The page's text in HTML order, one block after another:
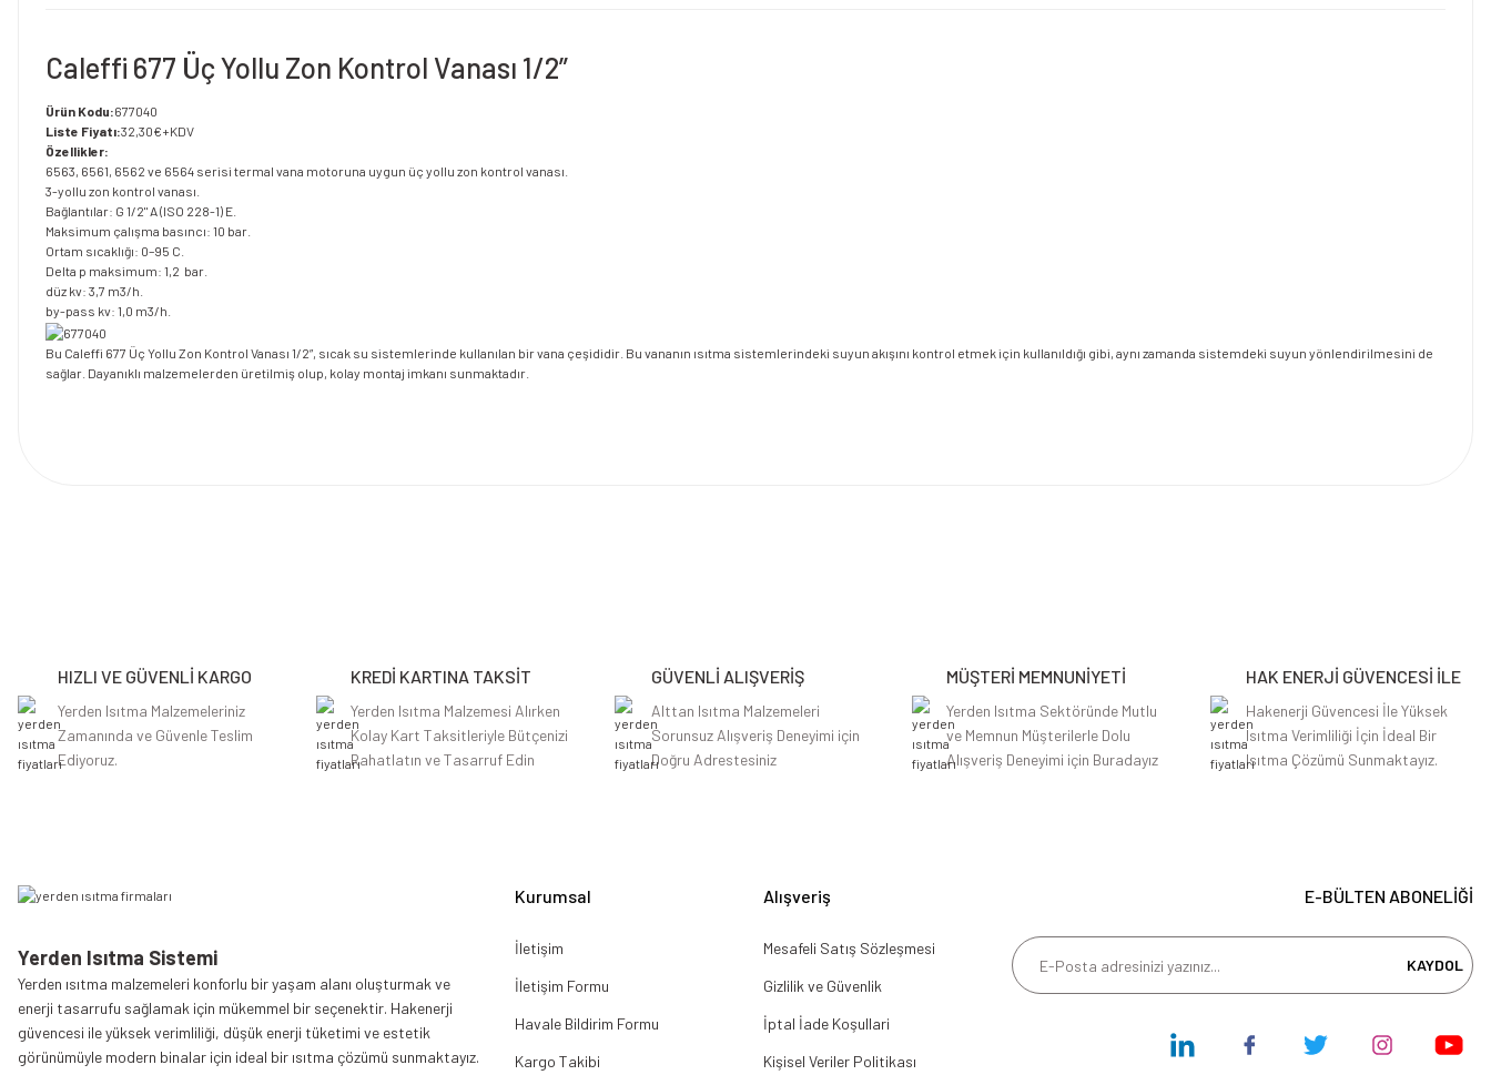
Caleffi 677 Üç Yollu Zon Kontrol Vanası 1/2”
Ürün Kodu:677040
Liste Fiyatı:32,30€+KDV
Özellikler:
6563, 6561, 6562 ve 6564 serisi termal vana motoruna uygun üç yollu zon kontrol vanası.
3-yollu zon kontrol vanası.
Bağlantılar: G 1/2" A (ISO 228-1) E.
Maksimum çalışma basıncı: 10 bar.
Ortam sıcaklığı: 0–95 C.
Delta p maksimum: 1,2 bar.
düz kv: 3,7 m3/h.
by-pass kv: 1,0 m3/h.
Bu Caleffi 677 Üç Yollu Zon Kontrol Vanası 1/2”, sıcak su sistemlerinde kullanılan bir vana çeşididir. Bu vananın ısıtma sistemlerindeki suyun akışını kontrol etmek için kullanıldığı gibi, aynı zamanda sistemdeki suyun yönlendirilmesini de
sağlar. Dayanıklı malzemelerden üretilmiş olup, kolay montaj imkanı sunmaktadır.
Ürün bilgilerinde hatalar bulunuyor.
Ürün fiyatı diğer sitelerden daha pahalı.
Bu ürüne benzer farklı alternatifler olmalı.
HIZLI VE GÜVENLİ KARGO
Yerden Isıtma Malzemeleriniz
Zamanında ve Güvenle Teslim
Ediyoruz.
KREDİ KARTINA TAKSİT
Yerden Isıtma Malzemesi Alırken
Kolay Kart Taksitleriyle Bütçenizi
Rahatlatın ve Tasarruf Edin
GÜVENLİ ALIŞVERİŞ
Alttan Isıtma Malzemeleri
Sorunsuz Alışveriş Deneyimi için
Doğru Adrestesiniz
MÜŞTERİ MEMNUNİYETİ
Yerden Isıtma Sektöründe Mutlu
ve Memnun Müşterilerle Dolu
Alışveriş Deneyimi için Buradayız
HAK ENERJİ GÜVENCESİ İLE
Hakenerji Güvencesi İle Yüksek
Isıtma Verimliliği İçin İdeal Bir
Isıtma Çözümü Sunmaktayız.
Yerden Isıtma Sistemi
Yerden ısıtma malzemeleri konforlu bir yaşam alanı oluşturmak ve
enerji tasarrufu sağlamak için mükemmel bir seçenektir. Hakenerji
güvencesi ile yüksek verimliliği, düşük enerji tüketimi ve estetik
görünümüyle modern binalar için ideal bir ısıtma çözümü sunmaktayız.
Kurumsal
İletişim
İletişim Formu
Havale Bildirim Formu
Kargo Takibi
Alışveriş
Mesafeli Satış Sözleşmesi
Gizlilik ve Güvenlik
İptal İade Koşullari
Kişisel Veriler Politikası
E-BÜLTEN ABONELİĞİ
KAYDOL